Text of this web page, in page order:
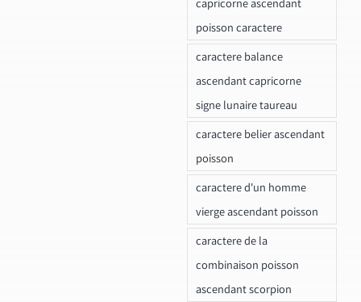
capricorne ascendant
poisson caractere
caractere balance
ascendant capricorne
signe lunaire taureau
caractere belier ascendant
poisson
caractere d'un homme
vierge ascendant poisson
caractere de la
combinaison poisson
ascendant scorpion